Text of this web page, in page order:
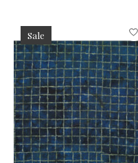
Sale